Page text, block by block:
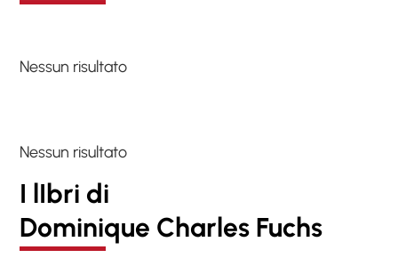
Nessun risultato
Nessun risultato
I lIbri di
Dominique Charles Fuchs